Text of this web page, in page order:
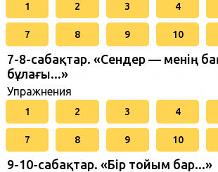
1 2 3 4
7 8 9 10
7-8-сабақтар. «Сендер — менің
бұлағы...»
Упражнения
1 2 3 4
7 8 9 10
9-10-сабақтар. «Бір тойым бар...»